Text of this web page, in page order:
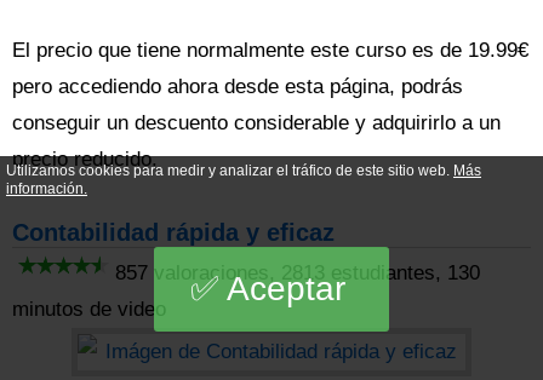
El precio que tiene normalmente este curso es de 19.99€
pero accediendo ahora desde esta página, podrás
conseguir un descuento considerable y adquirirlo a un
precio reducido.
Contabilidad rápida y eficaz
857 valoraciones, 2813 estudiantes, 130
minutos de video
Utilizamos cookies para medir y analizar el tráfico de este sitio web. Más
información.
Aceptar